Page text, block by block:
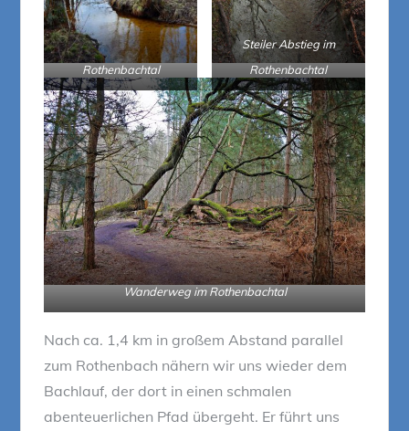
Rothenbachtal
Steiler Abstieg im
Rothenbachtal
Wanderweg im Rothenbachtal
Nach ca. 1,4 km in großem Abstand parallel
zum Rothenbach nähern wir uns wieder dem
Bachlauf, der dort in einen schmalen
abenteuerlichen Pfad übergeht. Er führt uns